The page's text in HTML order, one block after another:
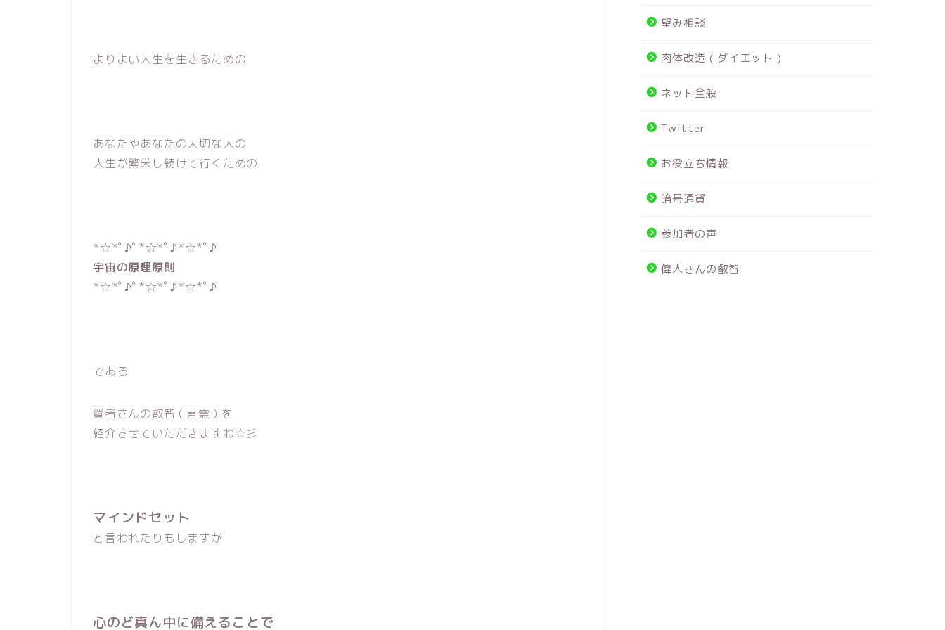
よりよい人生を生きるための
あなたやあなたの大切な人の
人生が繁栄し続けて行くための
*☆*ﾟ♪ﾟ*☆*ﾟ♪*☆*ﾟ♪
宇宙の原理原則
*☆*ﾟ♪ﾟ*☆*ﾟ♪*☆*ﾟ♪
である
賢者さんの叡智 ( 言霊 ) を
紹介させていただきますね☆彡
マインドセット
と言われたりもしますが
心のど真ん中に備えることで
望み相談
肉体改造 ( ダイエット )
ネット全般
Twitter
お役立ち情報
暗号通貨
参加者の声
偉人さんの叡智